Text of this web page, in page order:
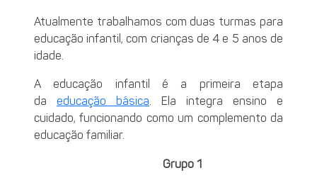
Atualmente trabalhamos com duas turmas para
educação infantil, com crianças de 4 e 5 anos de
idade.
A educação infantil é a primeira etapa
da educação básica. Ela integra ensino e
cuidado, funcionando como um complemento da
educação familiar.
Grupo 1